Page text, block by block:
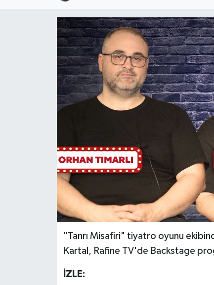
"Tanrı Misafiri" tiyatro oyunu
Kartal, Rafine TV'de Backstage
İZLE: